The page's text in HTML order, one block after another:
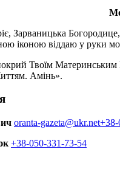
Зарваницька
іконою віддаю у руки
Твоїм Материнським
Амінь».
oranta-gazeta@ukr.net+38-
+38-050-331-73-54